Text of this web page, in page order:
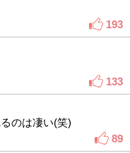
193
133
のは凄い(笑)
89